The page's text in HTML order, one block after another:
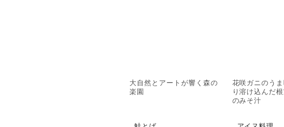
大自然とアートが響く森の
楽園
花咲ガニのう
り溶け込んだ
のみそ汁